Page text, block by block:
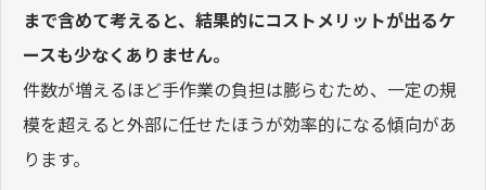
まで含めて考えると、結果的にコストメリットが出るケ
ースも少なくありません。
件数が増えるほど手作業の負担は膨らむため、一定の規
模を超えると外部に任せたほうが効率的になる傾向があ
ります。